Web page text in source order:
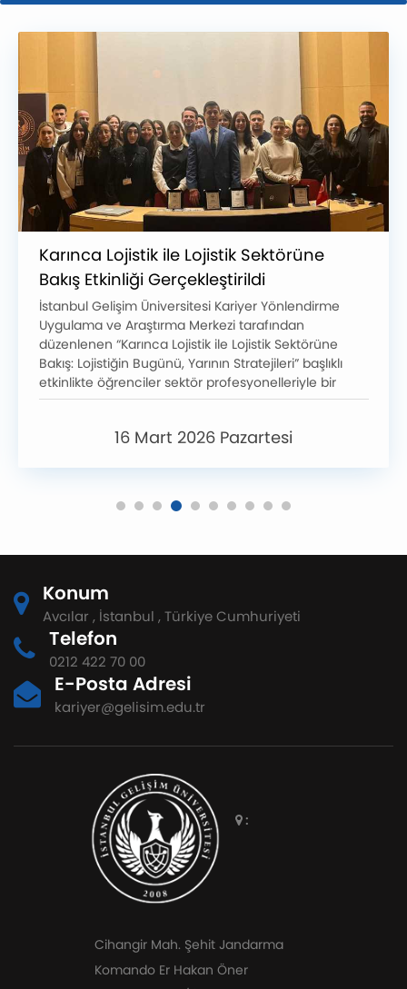
Karınca Lojistik ile Lojistik Sektörüne
Bakış Etkinliği Gerçekleştirildi
İstanbul Gelişim Üniversitesi Kariyer Yönlendirme
Uygulama ve Araştırma Merkezi tarafından
düzenlenen “Karınca Lojistik ile Lojistik Sektörüne
Bakış: Lojistiğin Bugünü, Yarının Stratejileri” başlıklı
etkinlikte öğrenciler sektör profesyonelleriyle bir
araya gelerek lojistik sektörünün güncel dinamikleri
16 Mart 2026 Pazartesi
Konum
Avcılar , İstanbul , Türkiye Cumhuriyeti
Telefon
0212 422 70 00
E-Posta Adresi
kariyer@gelisim.edu.tr
:
Cihangir Mah. Şehit Jandarma
Komando Er Hakan Öner